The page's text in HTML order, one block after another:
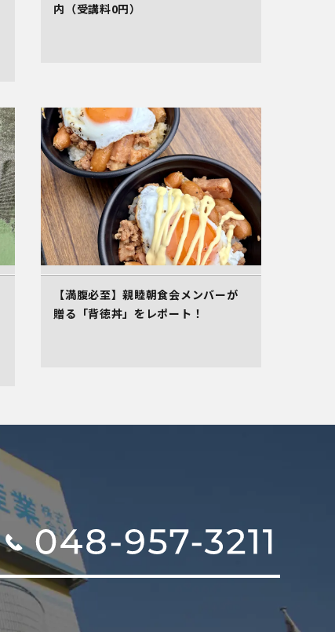
内（受講料0円）
【満腹必至】親睦朝食会メンバーが
贈る「背徳丼」をレポート！